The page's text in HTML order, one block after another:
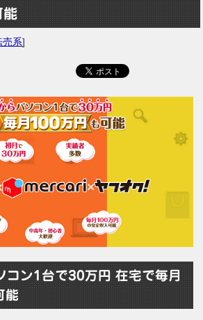
能
売系]
コン1台で30万円 在宅で毎月
能